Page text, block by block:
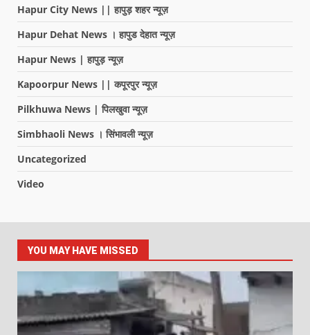
Hapur City News || हापुड़ शहर न्यूज़
Hapur Dehat News । हापुड देहात न्यूज़
Hapur News | हापुड़ न्यूज़
Kapoorpur News || कपूरपुर न्यूज़
Pilkhuwa News | पिलखुवा न्यूज़
Simbhaoli News । सिंभावली न्यूज़
Uncategorized
Video
YOU MAY HAVE MISSED